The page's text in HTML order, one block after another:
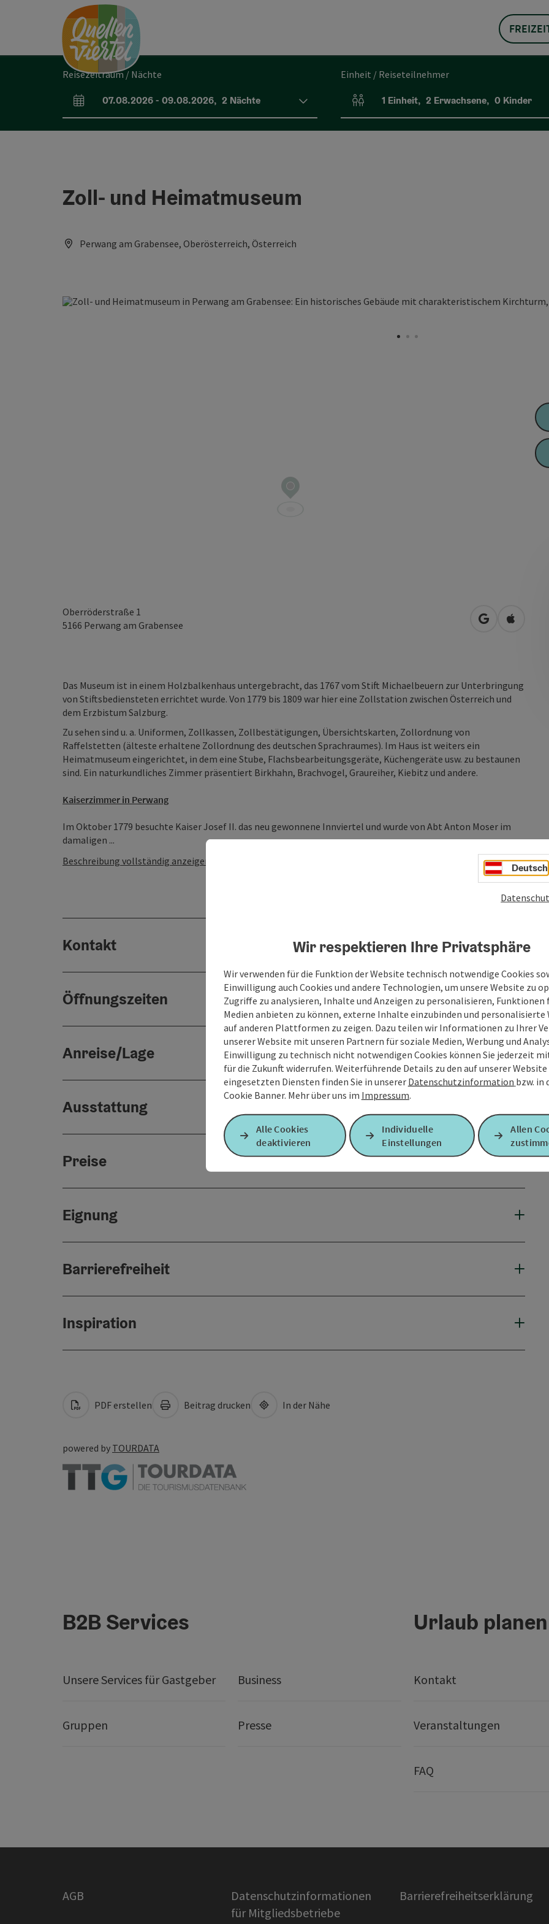
Zum InhaltAccesskey
[0]
Zur NavigationAccesskey
Zum Seitenanfang Accesskey
Reisezeitraum / Nächte
An- und Abreisefelder
07.08.2026- 09.08.2026, 2 Nächte
Einheit / Reiseteilnehmer
Einheitenanzahl und Personenfelder
1 Einheit, 2 Erwachsene, 0 Kinder
Zoll- und Heimatmuseum
Perwang am Grabensee, Oberösterreich, Österreich
Oberröderstraße 1
5166 Perwang am Grabensee in Googlein Apple
Das Museum ist in einem Holzbalkenhaus untergebracht, das 1767 vom Stift Michaelbeuern zur Unterbringung
von Stiftsbediensteten errichtet wurde. Von 1779 bis 1809 war hier eine Zollstation zwischen Österreich und
dem Erzbistum Salzburg.
Zu sehen sind u. a. Uniformen, Zollkassen, Zollbestätigungen, Übersichtskarten, Zollordnung von
Raffelstetten (älteste erhaltene Zollordnung des deutschen Sprachraumes). Im Haus ist weiters ein
Heimatmuseum eingerichtet, in dem eine Stube, Flachsbearbeitungsgeräte, Küchengeräte usw. zu bestaunen
sind. Ein naturkundliches Zimmer präsentiert Birkhahn, Brachvogel, Graureiher, Kiebitz und andere.
Kaiserzimmer in Perwang
Im Oktober 1779 besuchte Kaiser Josef II. das neu gewonnene Innviertel und wurde von Abt Anton Moser im
damaligen ...
Beschreibung vollständig anzeigen
Kontakt
Öffnungszeiten
Anreise/Lage
Ausstattung
Preise
Eignung
Barrierefreiheit
Inspiration
PDF erstellen Beitrag drucken In der Nähe
powered by TOURDATA
B2B Services
Unsere Services für Gastgeber Business
Gruppen Presse
Urlaub
Kontakt
Veranstaltungen
FAQ
AGB
Datenschutzinformationen
für Mitgliedsbetriebe
Barrierefreiheitserklärung
Deutsch
Wir respektieren Ihre Privatsphäre
Wir verwenden für die Funktion der Website technisch notwendige Cookies
Einwilligung auch Cookies und andere Technologien, um unsere Website zu
Zugriffe zu analysieren, Inhalte und Anzeigen zu personalisieren, Funktionen
Medien anbieten zu können, externe Inhalte einzubinden und personalisierte
auf anderen Plattformen zu zeigen. Dazu teilen wir Informationen zu Ihrer
unserer Website mit unseren Partnern für soziale Medien, Werbung und
Einwilligung zu technisch nicht notwendigen Cookies können Sie jederzeit
für die Zukunft widerrufen. Weiterführende Details zu den auf unserer Website
eingesetzten Diensten finden Sie in unserer Datenschutzinformation bzw. in
Cookie Banner. Mehr über uns im Impressum.
Alle Cookies
deaktivieren
Individuelle
Einstellungen
Allen